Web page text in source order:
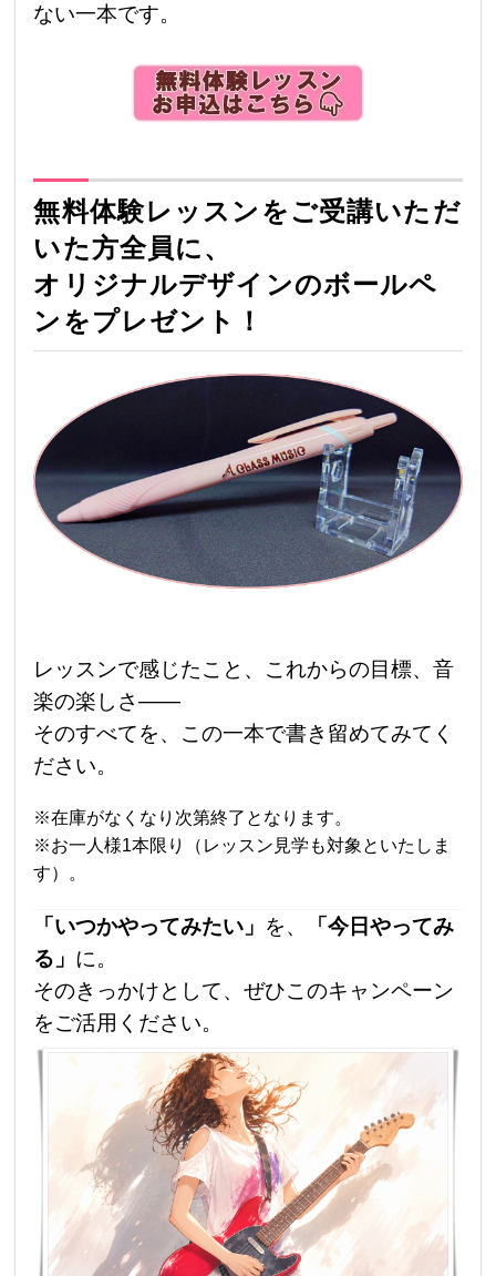
ない一本です。
無料体験レッスンをご受講いただ
いた方全員に、
オリジナルデザインのボールペ
ンをプレゼント！
レッスンで感じたこと、これからの目標、音
楽の楽しさ――
そのすべてを、この一本で書き留めてみてく
ださい。
※在庫がなくなり次第終了となります。
※お一人様1本限り（レッスン見学も対象といたしま
す）。
「いつかやってみたい」 を、
「今日やってみ
る」 に。
そのきっかけとして、ぜひこのキャンペーン
をご活用ください。